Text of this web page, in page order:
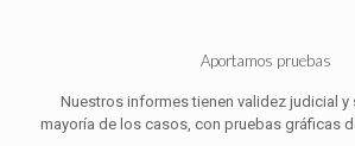
Aportamos pruebas
Nuestros informes tienen validez judicial y
mayoría de los casos, con pruebas gráficas